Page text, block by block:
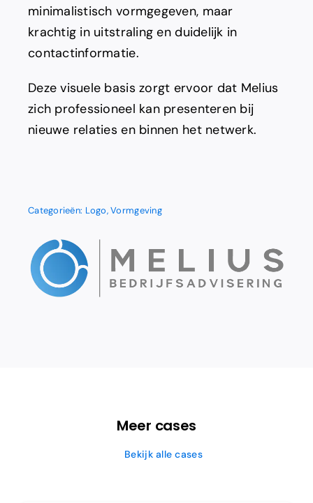
minimalistisch vormgegeven, maar
krachtig in uitstraling en duidelijk in
contactinformatie.
Deze visuele basis zorgt ervoor dat Melius
zich professioneel kan presenteren bij
nieuwe relaties en binnen het netwerk.
Categorieën: Logo,Vormgeving
Meer cases
Bekijk alle cases